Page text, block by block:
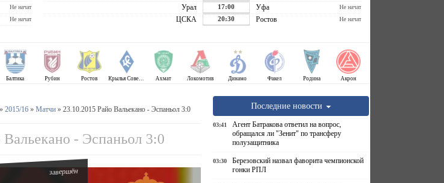
Не начат Урал 17:00 Уфа Не начат
Не начат ЦСКА 20:30 Ростов Не начат
Балтика Рубин Ростов Крылья Советов Ахмат Локомотив Динамо Факел Родина Акрон
2015/16» Матчи» 23.10.2015 Райо Вальекано - Эспаньол 3:0
Вальекано - Эспаньол 3:0
завершён
Последние новости
03:41
Агент Батракова ответил на вопрос,
обращался ли "Зенит" по трансферу
полузащитника
03:30
Березовский назвал фаворита чемпионской
гонки РПЛ